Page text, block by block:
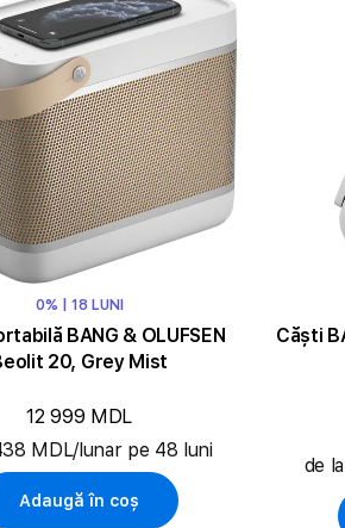
0% | 18 LUNI
BANG & OLUFSEN
20, Grey Mist
12 999 MDL
MDL/lunar pe 48 luni
Adaugă în coș
Căști
de